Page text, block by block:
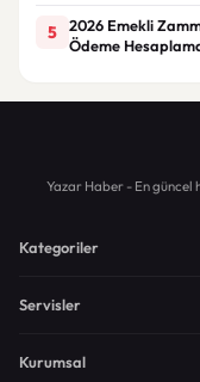
5
2026 Emekli
Ödeme
Yazar Haber - En
Kategoriler
Servisler
Kurumsal